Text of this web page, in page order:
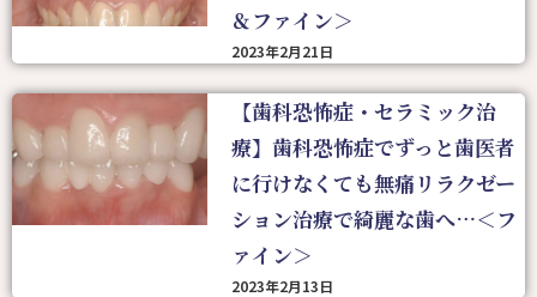
＆ファイン＞
2023年2月21日
【歯科恐怖症・セラミック治
療】歯科恐怖症でずっと歯医者
に行けなくても無痛リラクゼー
ション治療で綺麗な歯へ…＜フ
ァイン＞
2023年2月13日